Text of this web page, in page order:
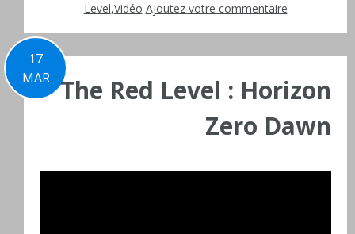
Level,Vidéo Ajoutez votre commentaire
17
MAR
The Red Level : Horizon
Zero Dawn